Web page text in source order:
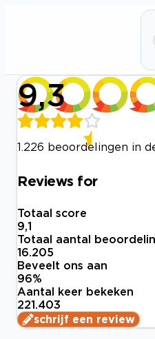
9,3
1.226 beoordelingen in
Reviews for
Totaal score
9,1
Totaal aantal
16.205
Beveelt ons aan
96%
Aantal keer bekeken
221.403
schrijf een review